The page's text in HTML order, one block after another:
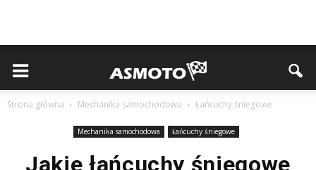
Strona główna Mechanika samochodowa Łańcuchy śniegowe
Mechanika samochodowa Łańcuchy śniegowe
Jakie łańcuchy śniegowe